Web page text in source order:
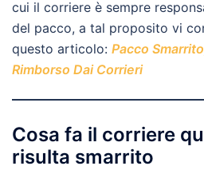
cui il corriere è sempre
del pacco, a tal proposito vi
questo articolo: Pacco
Rimborso Dai Corrieri
Cosa fa il corriere
risulta smarrito